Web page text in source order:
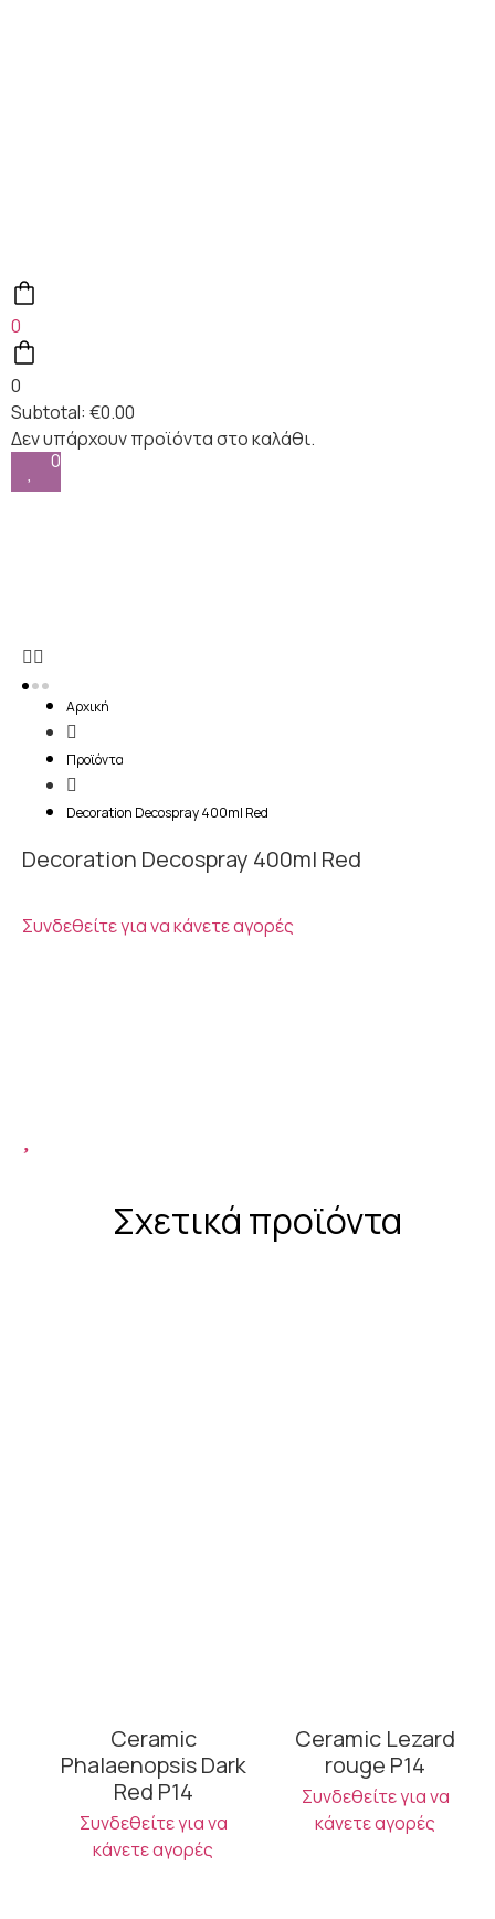
0
0
Subtotal: €0.00
0
Αρχική
Προϊόντα
Decoration Decospray 400ml Red
Decoration Decospray 400ml Red
Συνδεθείτε για να κάνετε αγορές
Σχετικά προϊόντα
Ceramic
Phalaenopsis Dark
Red P14
Συνδεθείτε για να
κάνετε αγορές
Ceramic Lezard
rouge P14
Συνδεθείτε για να
κάνετε αγορές